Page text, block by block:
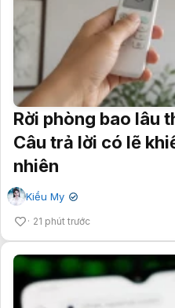
Rời phòng bao lâu
Câu trả lời có lẽ
nhiên
Kiều My ✔
21 phút trước